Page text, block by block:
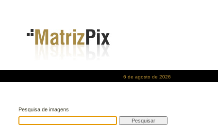
6 de agosto de 2026
Pesquisa de imagens